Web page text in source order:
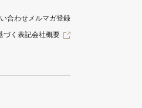
合わせメルマガ登録
づく表記会社概要